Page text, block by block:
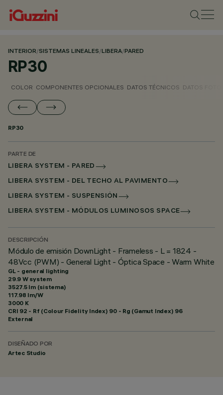
INTERIOR/SISTEMAS LINEALES/LIBERA/PARED
RP30
COLOR COMPONENTES OPCIONALES DATOS TÉCNICOS DATOS
RP30
PARTE DE
LIBERA SYSTEM - PARED
LIBERA SYSTEM - DEL TECHO AL PAVIMENTO
LIBERA SYSTEM - SUSPENSIÓN
LIBERA SYSTEM - MÓDULOS LUMINOSOS SPACE
DESCRIPCIÓN
Módulo de emisión DownLight - Frameless - L = 1824 -
48Vcc (PWM) - General Light - Óptica Space - Warm White
GL - general lighting
29.9 W system
3527.5 lm (sistema)
117.98 lm/W
3000 K
CRI 92 - Rf (Colour Fidelity Index) 90 - Rg (Gamut Index) 96
External
DISEÑADO POR
Artec Studio